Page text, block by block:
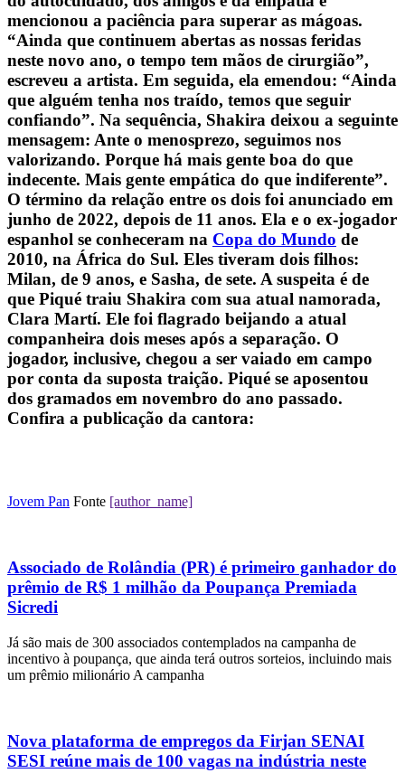
mencionou a paciência para superar as mágoas.
“Ainda que continuem abertas as nossas feridas
neste novo ano, o tempo tem mãos de cirurgião”,
escreveu a artista. Em seguida, ela emendou: “Ainda
que alguém tenha nos traído, temos que seguir
confiando”. Na sequência, Shakira deixou a seguinte
mensagem: Ante o menosprezo, seguimos nos
valorizando. Porque há mais gente boa do que
indecente. Mais gente empática do que indiferente”.
O término da relação entre os dois foi anunciado em
junho de 2022, depois de 11 anos. Ela e o ex-jogador
espanhol se conheceram na Copa do Mundo de
2010, na África do Sul. Eles tiveram dois filhos:
Milan, de 9 anos, e Sasha, de sete. A suspeita é de
que Piqué traiu Shakira com sua atual namorada,
Clara Martí. Ele foi flagrado beijando a atual
companheira dois meses após a separação. O
jogador, inclusive, chegou a ser vaiado em campo
por conta da suposta traição. Piqué se aposentou
dos gramados em novembro do ano passado.
Confira a publicação da cantora:
Jovem Pan Fonte [author_name]
Associado de Rolândia (PR) é primeiro ganhador do
prêmio de R$ 1 milhão da Poupança Premiada
Sicredi
Já são mais de 300 associados contemplados na campanha de
incentivo à poupança, que ainda terá outros sorteios, incluindo mais
um prêmio milionário A campanha
Nova plataforma de empregos da Firjan SENAI
SESI reúne mais de 100 vagas na indústria neste